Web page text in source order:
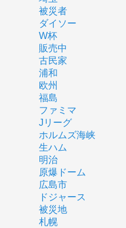
被災者
ダイソー
W杯
販売中
古民家
浦和
欧州
福島
ファミマ
Jリーグ
ホルムズ海峡
生ハム
明治
原爆ドーム
広島市
ドジャース
被災地
札幌